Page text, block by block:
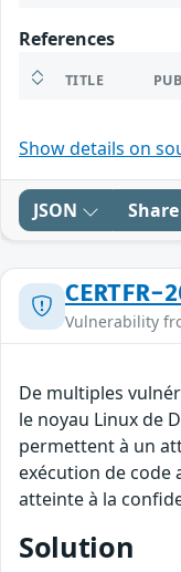
References
TITLE
Show details on
JSON Share
Vulnerability
De multiples
le noyau Linux de
permettent à un
exécution de code
atteinte à la
Solution